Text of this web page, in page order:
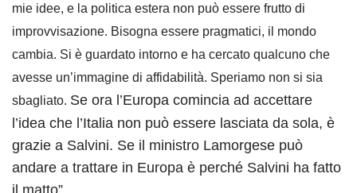
mie idee, e la politica estera non può essere frutto di
improvvisazione. Bisogna essere pragmatici, il mondo
cambia. Si è guardato intorno e ha cercato qualcuno che
avesse un’immagine di affidabilità. Speriamo non si sia
sbagliato. Se ora l’Europa comincia ad accettare
l’idea che l’Italia non può essere lasciata da sola, è
grazie a Salvini. Se il ministro Lamorgese può
andare a trattare in Europa è perché Salvini ha fatto
il matto”.